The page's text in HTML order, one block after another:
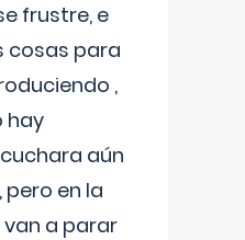
frustre, e
cosas para
,
hay
aún
en la
a parar